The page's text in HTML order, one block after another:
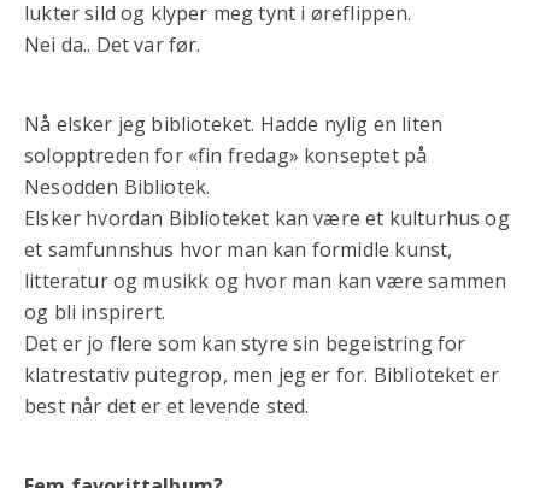
lukter sild og klyper meg tynt i øreflippen.
Nei da.. Det var før.
Nå elsker jeg biblioteket. Hadde nylig en liten
solopptreden for «fin fredag» konseptet på
Nesodden Bibliotek.
Elsker hvordan Biblioteket kan være et kulturhus og
et samfunnshus hvor man kan formidle kunst,
litteratur og musikk og hvor man kan være sammen
og bli inspirert.
Det er jo flere som kan styre sin begeistring for
klatrestativ putegrop, men jeg er for. Biblioteket er
best når det er et levende sted.